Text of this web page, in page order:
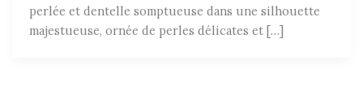
perlée et dentelle somptueuse dans une silhouette
majestueuse, ornée de perles délicates et […]